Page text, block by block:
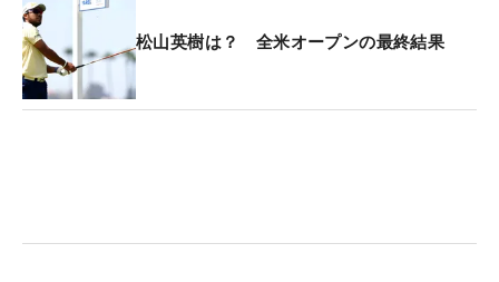
44位につけた東浩子らも多くの出場が見込めそう
だ。
一方で、思うような結果を残せずに“リランキング落
松山英樹は？ 全米オープンの最終結果